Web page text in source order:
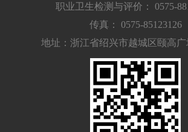
职业卫生检测与评价： 0575-
传真： 0575-85123126
地址：浙江省绍兴市越城区颐高广